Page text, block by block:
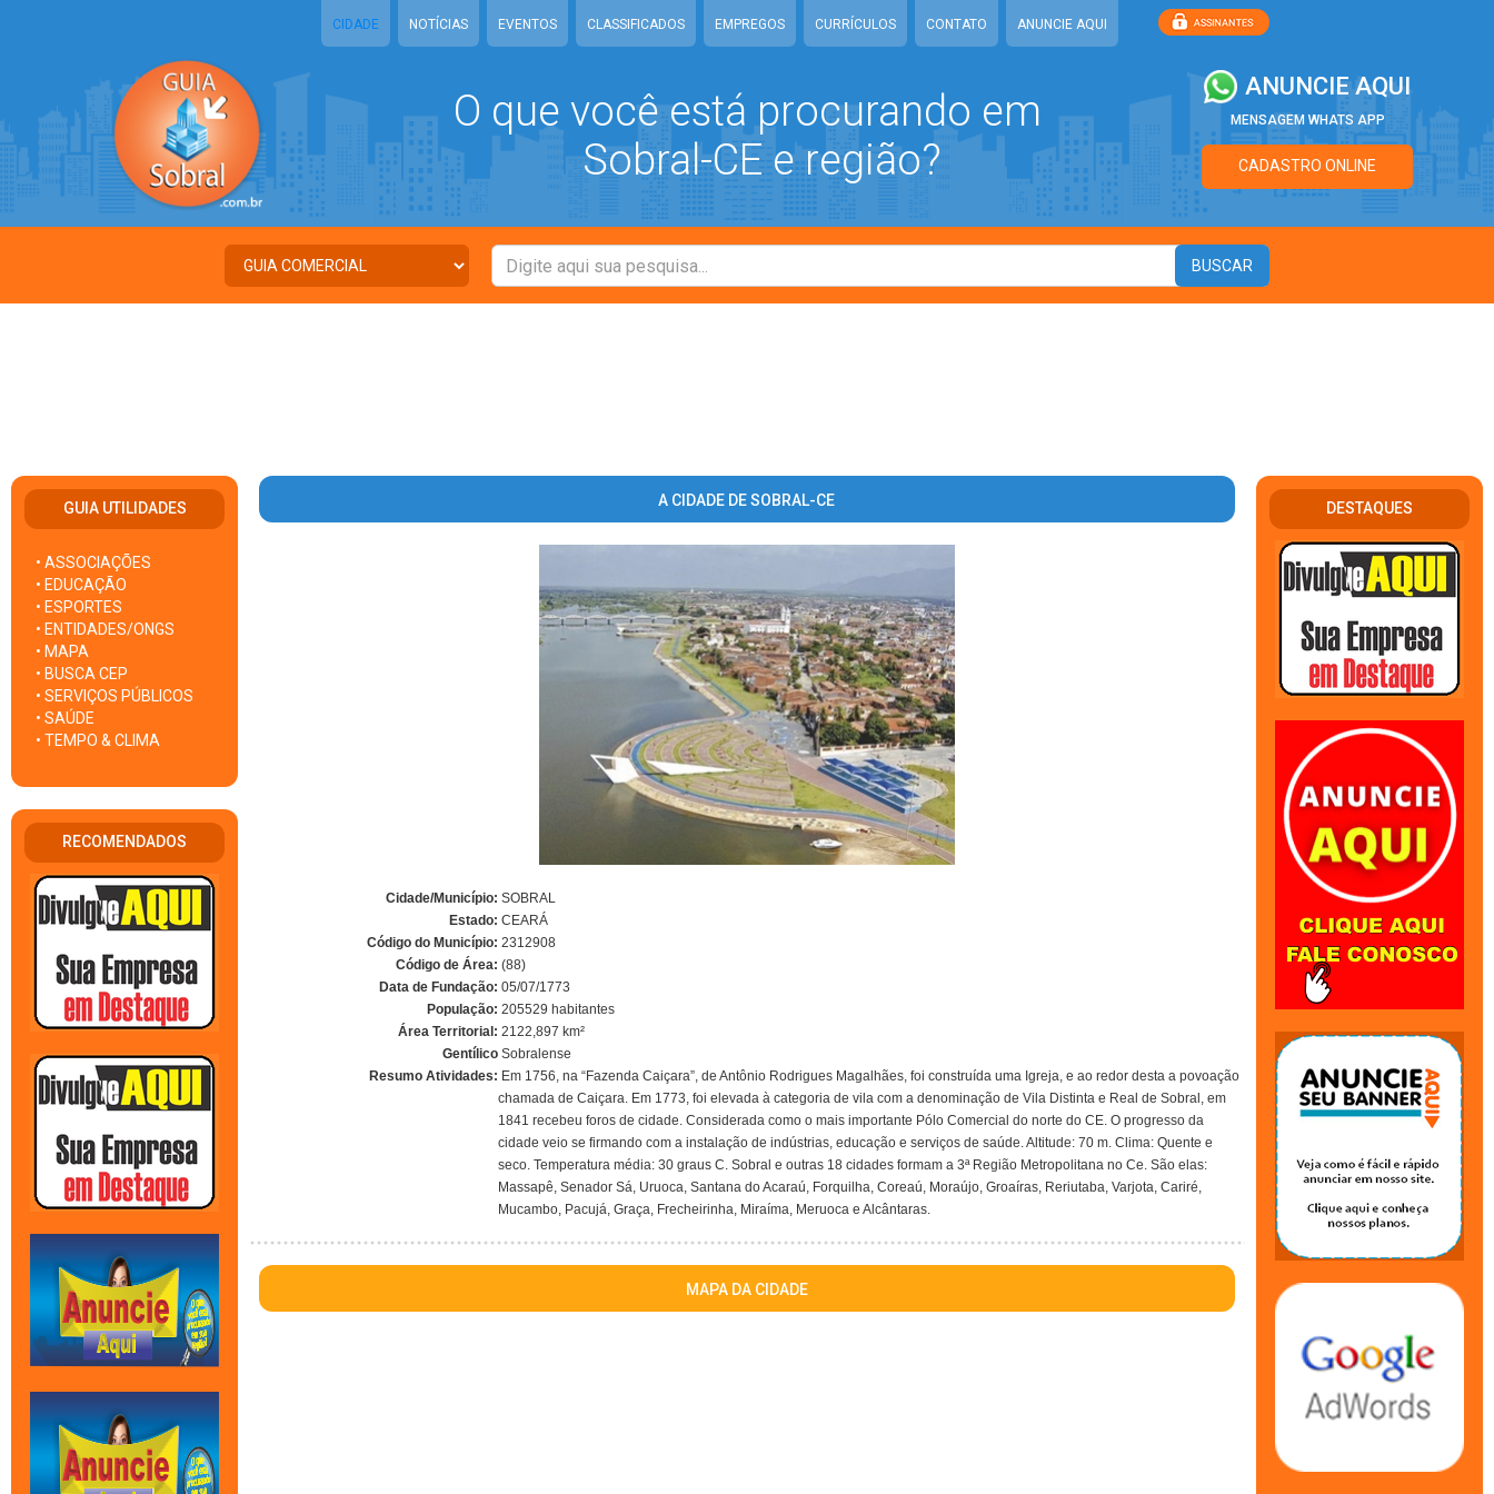
CIDADE NOTÍCIAS EVENTOS CLASSIFICADOS EMPREGOS CURRÍCULOS CONTATO ANUNCIE AQUI
O que você está procurando em
Sobral-CE e região?
ANUNCIE AQUI
MENSAGEM WHATS APP
CADASTRO ONLINE
GUIA UTILIDADES
• ASSOCIAÇÕES
• EDUCAÇÃO
• ESPORTES
• ENTIDADES/ONGS
• MAPA
• BUSCA CEP
• SERVIÇOS PÚBLICOS
• SAÚDE
• TEMPO & CLIMA
RECOMENDADOS
A CIDADE DE SOBRAL-CE
Cidade/Município: SOBRAL
Estado: CEARÁ
Código do Município: 2312908
Código de Área: (88)
Data de Fundação: 05/07/1773
População: 205529 habitantes
Área Territorial: 2122,897 km²
Gentílico Sobralense
Resumo Atividades: Em 1756, na “Fazenda Caiçara”, de Antônio Rodrigues Magalhães, foi construída uma Igreja, e ao redor desta a povoação
chamada de Caiçara. Em 1773, foi elevada à categoria de vila com a denominação de Vila Distinta e Real de Sobral, em
1841 recebeu foros de cidade. Considerada como o mais importante Pólo Comercial do norte do CE. O progresso da
cidade veio se firmando com a instalação de indústrias, educação e serviços de saúde. Altitude: 70 m. Clima: Quente e
seco. Temperatura média: 30 graus C. Sobral e outras 18 cidades formam a 3ª Região Metropolitana no Ce. São elas:
Massapê, Senador Sá, Uruoca, Santana do Acaraú, Forquilha, Coreaú, Moraújo, Groaíras, Reriutaba, Varjota, Cariré,
Mucambo, Pacujá, Graça, Frecheirinha, Miraíma, Meruoca e Alcântaras.
MAPA DA CIDADE
DESTAQUES